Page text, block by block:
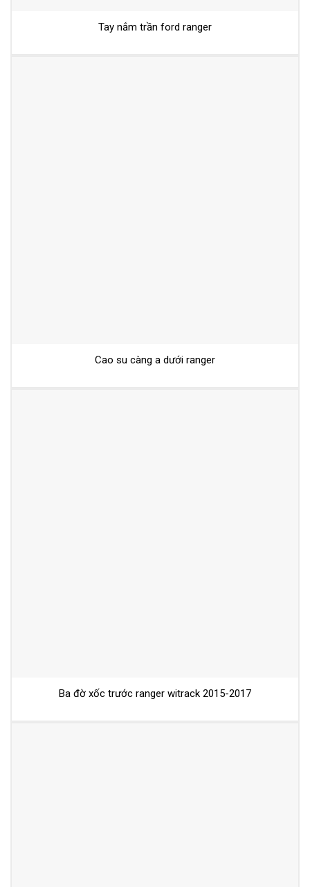
Tay nắm trần ford ranger
Cao su càng a dưới ranger
Ba đờ xốc trước ranger witrack 2015-2017